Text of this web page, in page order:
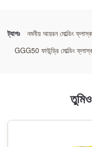
উপাদান:
গ্রাহকের প্রয়োজনীয়তা হিসাবে
ট্যাগঃ নমনীয় আয়রন মোল্ডিং ফ্লাস্ক
GGG50 ফাউন্ড্রি মোল্ডিং